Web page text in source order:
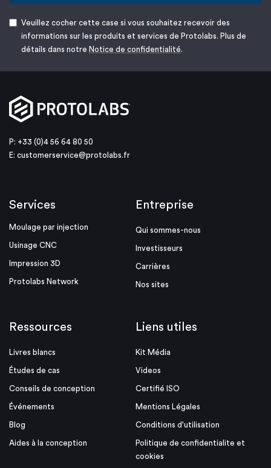
Veuillez cocher cette case si vous souhaitez recevoir des
informations sur les produits et services de Protolabs. Plus de
détails dans notre Notice de confidentialité.
P: +33 (0)4 56 64 80 50
E: customerservice@protolabs.fr
Services
Moulage par injection
Usinage CNC
Impression 3D
Protolabs Network
Entreprise
Qui sommes-nous
Investisseurs
Carrières
Nos sites
Ressources
Livres blancs
Études de cas
Conseils de conception
Événements
Blog
Aides à la conception
Liens utiles
Kit Média
Videos
Certifié ISO
Mentions Légales
Conditions d'utilisation
Politique de confidentialite et
cookies